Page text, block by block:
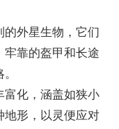
外星生物，它们
牢靠的盔甲和长途
富化，涵盖如狭小
地形，以灵便应对